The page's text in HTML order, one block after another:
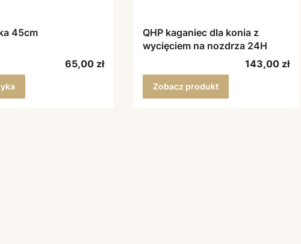
45cm
Cena
65,00 zł
QHP kaganiec dla konia z
wycięciem na nozdrza 24H
Cena
143,00 zł
Zobacz produkt